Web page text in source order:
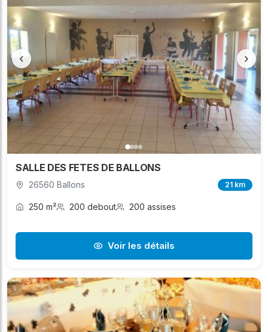
‹ ›
SALLE DES FETES DE BALLONS
26560 Ballons 21 km
250 m² 200 debout 200 assises
Voir les détails